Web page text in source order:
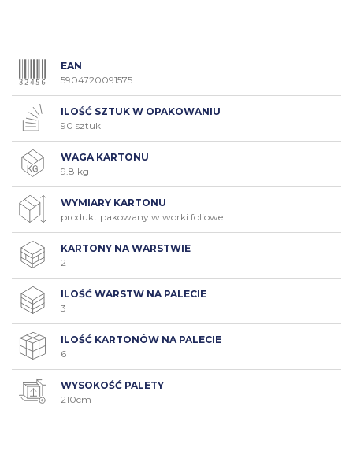
EAN
5904720091575
ILOŚĆ SZTUK W OPAKOWANIU
90 sztuk
WAGA KARTONU
9.8 kg
WYMIARY KARTONU
produkt pakowany w worki foliowe
KARTONY NA WARSTWIE
2
ILOŚĆ WARSTW NA PALECIE
3
ILOŚĆ KARTONÓW NA PALECIE
6
WYSOKOŚĆ PALETY
210cm